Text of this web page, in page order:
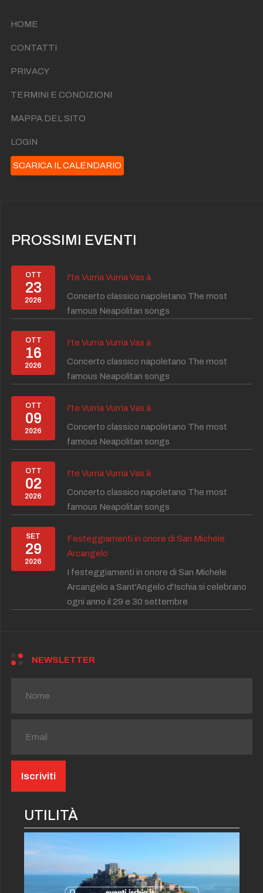
HOME
CONTATTI
PRIVACY
TERMINI E CONDIZIONI
MAPPA DEL SITO
LOGIN
SCARICA IL CALENDARIO
PROSSIMI EVENTI
OTT
23
2026
I'te Vurria Vurria Vas à
Concerto classico napoletano The most
famous Neapolitan songs
OTT
16
2026
I'te Vurria Vurria Vas à
Concerto classico napoletano The most
famous Neapolitan songs
OTT
09
2026
I'te Vurria Vurria Vas à
Concerto classico napoletano The most
famous Neapolitan songs
OTT
02
2026
I'te Vurria Vurria Vas à
Concerto classico napoletano The most
famous Neapolitan songs
SET
29
2026
Festeggiamenti in onore di San Michele
Arcangelo
I festeggiamenti in onore di San Michele
Arcangelo a Sant'Angelo d'Ischia si celebrano
ogni anno il 29 e 30 settembre
NEWSLETTER
UTILITÀ